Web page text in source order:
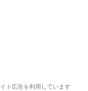
ト広告を利用しています